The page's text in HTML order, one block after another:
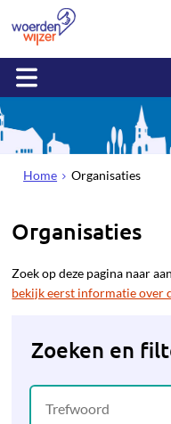
Home Organisaties
Organisaties
Zoek op deze pagina naar
bekijk eerst informatie over
Zoeken en